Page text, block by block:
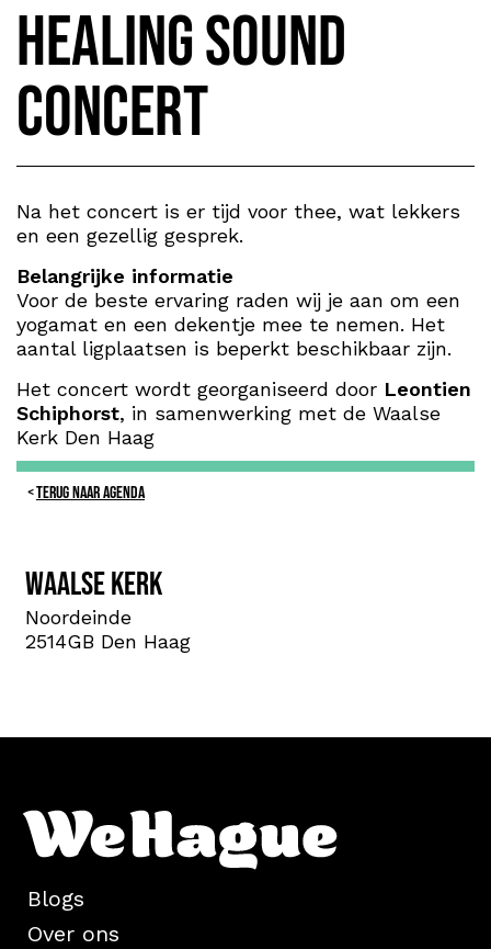
Healing Sound
Concert
Na het concert is er tijd voor thee, wat lekkers
en een gezellig gesprek.
Belangrijke informatie
Voor de beste ervaring raden wij je aan om een
yogamat en een dekentje mee te nemen. Het
aantal ligplaatsen is beperkt beschikbaar zijn.
Het concert wordt georganiseerd door Leontien
Schiphorst, in samenwerking met de Waalse
Kerk Den Haag
TERUG NAAR AGENDA
Waalse Kerk
Noordeinde
2514GB Den Haag
Blogs
Over ons